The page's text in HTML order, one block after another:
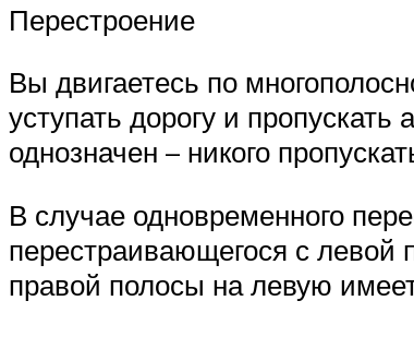
Перестроение
Вы двигаетесь по
уступать дорогу и
однозначен – никого
В случае одновременного
перестраивающегося с левой
правой полосы на левую